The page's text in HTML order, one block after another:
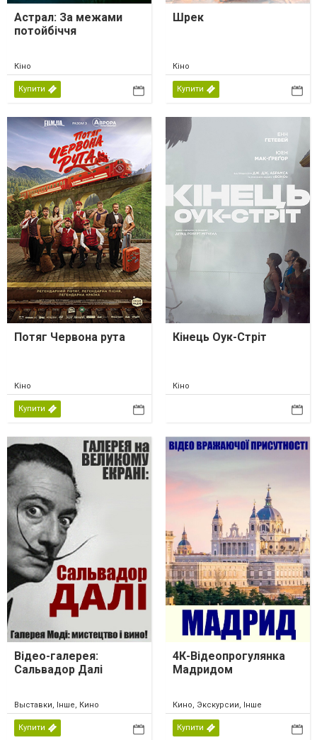
Астрал: За межами
потойбіччя
Кіно
Купити
Шрек
Кіно
Купити
Потяг Червона рута
Кіно
Купити
Кінець Оук-Стріт
Кіно
Відео-галерея:
Сальвадор Далі
Выставки, Інше, Кино
Купити
4К-Відеопрогулянка
Мадридом
Кино, Экскурсии, Інше
Купити